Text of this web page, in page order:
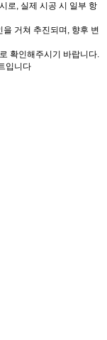
로, 실제 시공 시 일부 항
거쳐 추진되며, 향후 변
확인해주시기 바랍니다.
입니다